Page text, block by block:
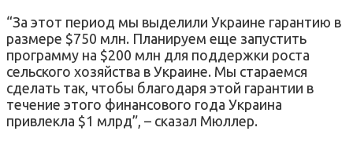
“За этот период мы выделили Украине гарантию в
размере $750 млн. Планируем еще запустить
программу на $200 млн для поддержки роста
сельского хозяйства в Украине. Мы стараемся
сделать так, чтобы благодаря этой гарантии в
течение этого финансового года Украина
привлекла $1 млрд”, – сказал Мюллер.